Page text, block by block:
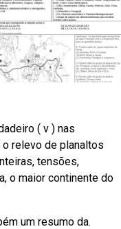
( v ) nas
relevo de planaltos
tensões,
o maior continente do
um resumo da.